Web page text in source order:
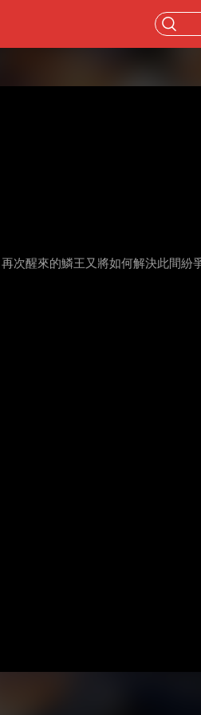
次醒來的鱗王又將如何解決此間紛